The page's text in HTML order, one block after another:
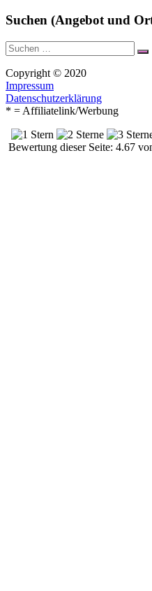
Suchen (Angebot und
Suche
nach:
Copyright © 2020
Impressum
Datenschutzerklärung
* = Affiliatelink/Werbung
Bewertung dieser Seite: 4.67